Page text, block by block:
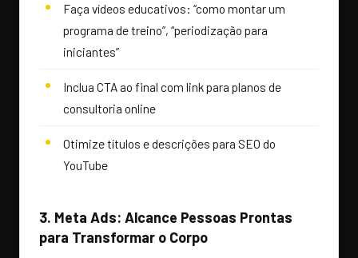
Faça vídeos educativos: “como montar um
programa de treino”, “periodização para
iniciantes”
Inclua CTA ao final com link para planos de
consultoria online
Otimize títulos e descrições para SEO do
YouTube
3. Meta Ads: Alcance Pessoas Prontas
para Transformar o Corpo